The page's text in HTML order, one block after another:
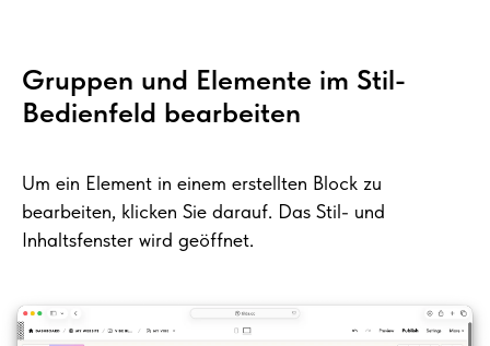
Gruppen und Elemente im Stil-
Bedienfeld bearbeiten
Um ein Element in einem erstellten Block zu
bearbeiten, klicken Sie darauf. Das Stil- und
Inhaltsfenster wird geöffnet.